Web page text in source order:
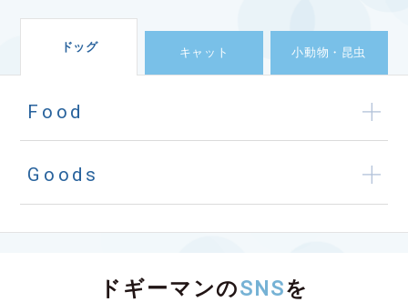
ドッグ キャット 小動物・昆虫
Food
Goods
ドギーマンのSNSを